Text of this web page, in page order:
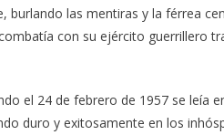
burlando las mentiras y la férrea
con su ejército guerrillero
el 24 de febrero de 1957 se leía
duro y exitosamente en los